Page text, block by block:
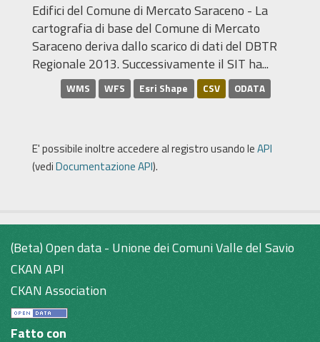
Edifici del Comune di Mercato Saraceno - La
cartografia di base del Comune di Mercato
Saraceno deriva dallo scarico di dati del DBTR
Regionale 2013. Successivamente il SIT ha...
WMS WFS Esri Shape CSV ODATA
E' possibile inoltre accedere al registro usando leAPI
(vediDocumentazione API).
(Beta) Open data - Unione dei Comuni Valle del Savio
CKAN API
CKAN Association
Fatto con